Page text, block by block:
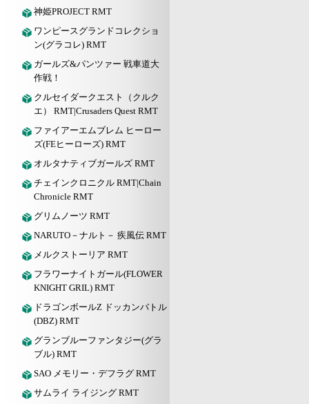
神姫PROJECT RMT
ワンピースグランドコレクショ
ン(グラコレ) RMT
ガールズ&パンツァー 戦車道大
作戦！
クルセイダークエスト（クルク
エ） RMT|Crusaders Quest RMT
ファイアーエムブレム ヒーロー
ズ(FEヒーローズ) RMT
オルタナティブガールズ RMT
チェインクロニクル RMT|Chain
Chronicle RMT
グリムノーツ RMT
NARUTO－ナルト－ 疾風伝 RMT
メルクストーリア RMT
フラワーナイトガール(FLOWER
KNIGHT GRIL) RMT
ドラゴンボールZ ドッカンバトル
(DBZ) RMT
グランブルーファンタジー(グラ
ブル) RMT
SAO メモリー・デフラグ RMT
サムライ ライジング RMT